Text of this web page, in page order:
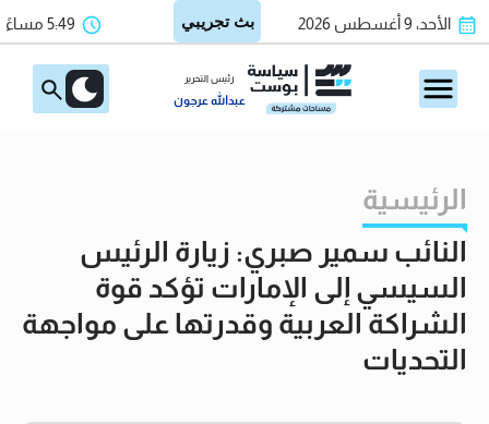
الأحد، 9 أغسطس 2026 5:49 مساءً
رئيس التحرير
عبدالله عرجون
الرئيسية
النائب سمير صبري: زيارة الرئيس
السيسي إلى الإمارات تؤكد قوة
الشراكة العربية وقدرتها على مواجهة
التحديات